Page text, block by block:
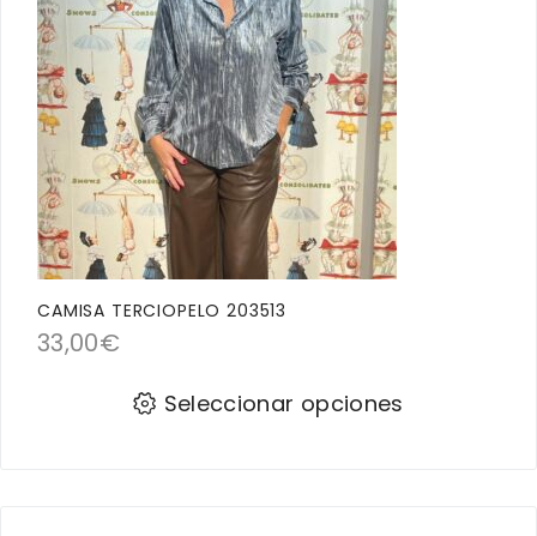
CAMISA TERCIOPELO 203513
33,00€
Seleccionar opciones